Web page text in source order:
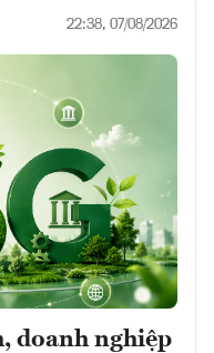
22:38, 07/08/2026
doanh nghiệp